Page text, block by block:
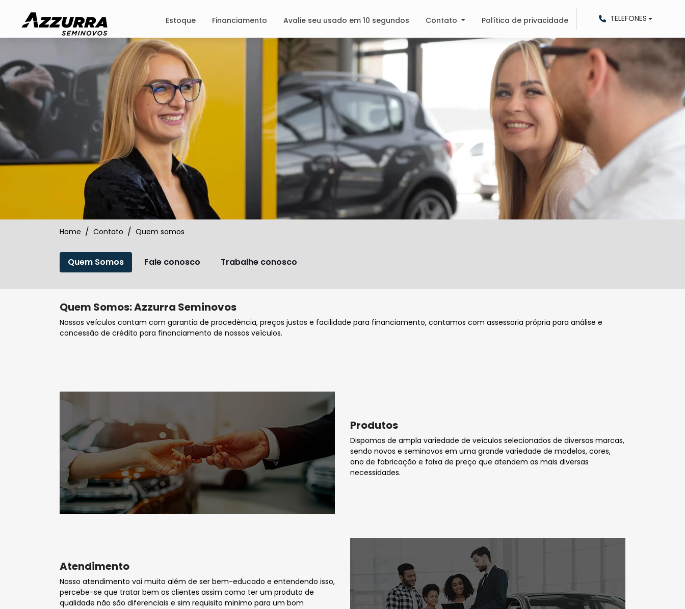
Estoque Financiamento Avalie seu usado em 10 segundos Contato Política de privacidade TELEFONES
Home Contato Quem somos
Quem Somos Fale conosco Trabalhe conosco
Quem Somos: Azzurra Seminovos
Nossos veículos contam com garantia de procedência, preços justos e facilidade para financiamento, contamos com assessoria própria para análise e
concessão de crédito para financiamento de nossos veículos.
Produtos
Dispomos de ampla variedade de veículos selecionados de diversas marcas,
sendo novos e seminovos em uma grande variedade de modelos, cores,
ano de fabricação e faixa de preço que atendem as mais diversas
necessidades.
Atendimento
Nosso atendimento vai muito além de ser bem-educado e entendendo isso,
percebe-se que tratar bem os clientes assim como ter um produto de
qualidade não são diferenciais e sim requisito minimo para um bom